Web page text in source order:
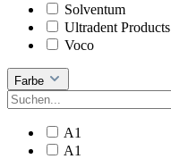
Solventum
Ultradent Products
Voco
Farbe
A1
A1